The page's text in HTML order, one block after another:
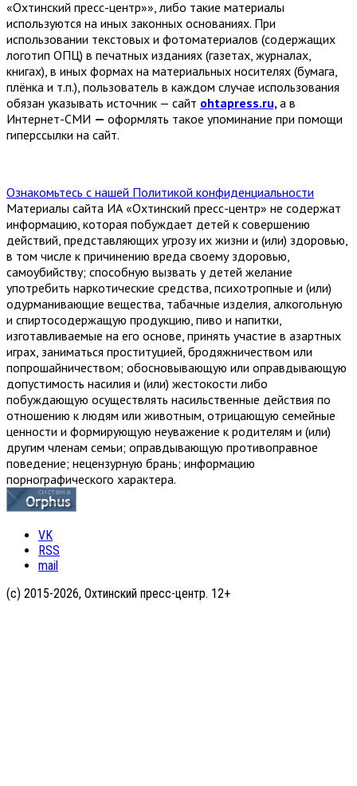
«Охтинский пресс-центр»», либо такие материалы
используются на иных законных основаниях. При
использовании текстовых и фотоматериалов (содержащих
логотип ОПЦ) в печатных изданиях (газетах, журналах,
книгах), в иных формах на материальных носителях (бумага,
плёнка и т.п.), пользователь в каждом случае использования
обязан указывать источник — сайт ohtapress.ru, а в
Интернет-СМИ — оформлять такое упоминание при помощи
гиперссылки на сайт.
Ознакомьтесь с нашей Политикой конфиденциальности
Материалы сайта ИА «Охтинский пресс-центр» не содержат
информацию, которая побуждает детей к совершению
действий, представляющих угрозу их жизни и (или) здоровью,
в том числе к причинению вреда своему здоровью,
самоубийству; способную вызвать у детей желание
употребить наркотические средства, психотропные и (или)
одурманивающие вещества, табачные изделия, алкогольную
и спиртосодержащую продукцию, пиво и напитки,
изготавливаемые на его основе, принять участие в азартных
играх, заниматься проституцией, бродяжничеством или
попрошайничеством; обосновывающую или оправдывающую
допустимость насилия и (или) жестокости либо
побуждающую осуществлять насильственные действия по
отношению к людям или животным, отрицающую семейные
ценности и формирующую неуважение к родителям и (или)
другим членам семьи; оправдывающую противоправное
поведение; нецензурную брань; информацию
порнографического характера.
VK
RSS
mail
(с) 2015-2026, Охтинский пресс-центр. 12+